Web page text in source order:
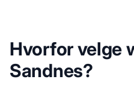
Hvorfor velge
Sandnes?